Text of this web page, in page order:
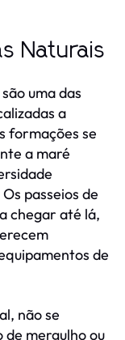
Naturais
uma das
a
formações se
a maré
passeios de
chegar até lá,
de
não se
de mergulho ou